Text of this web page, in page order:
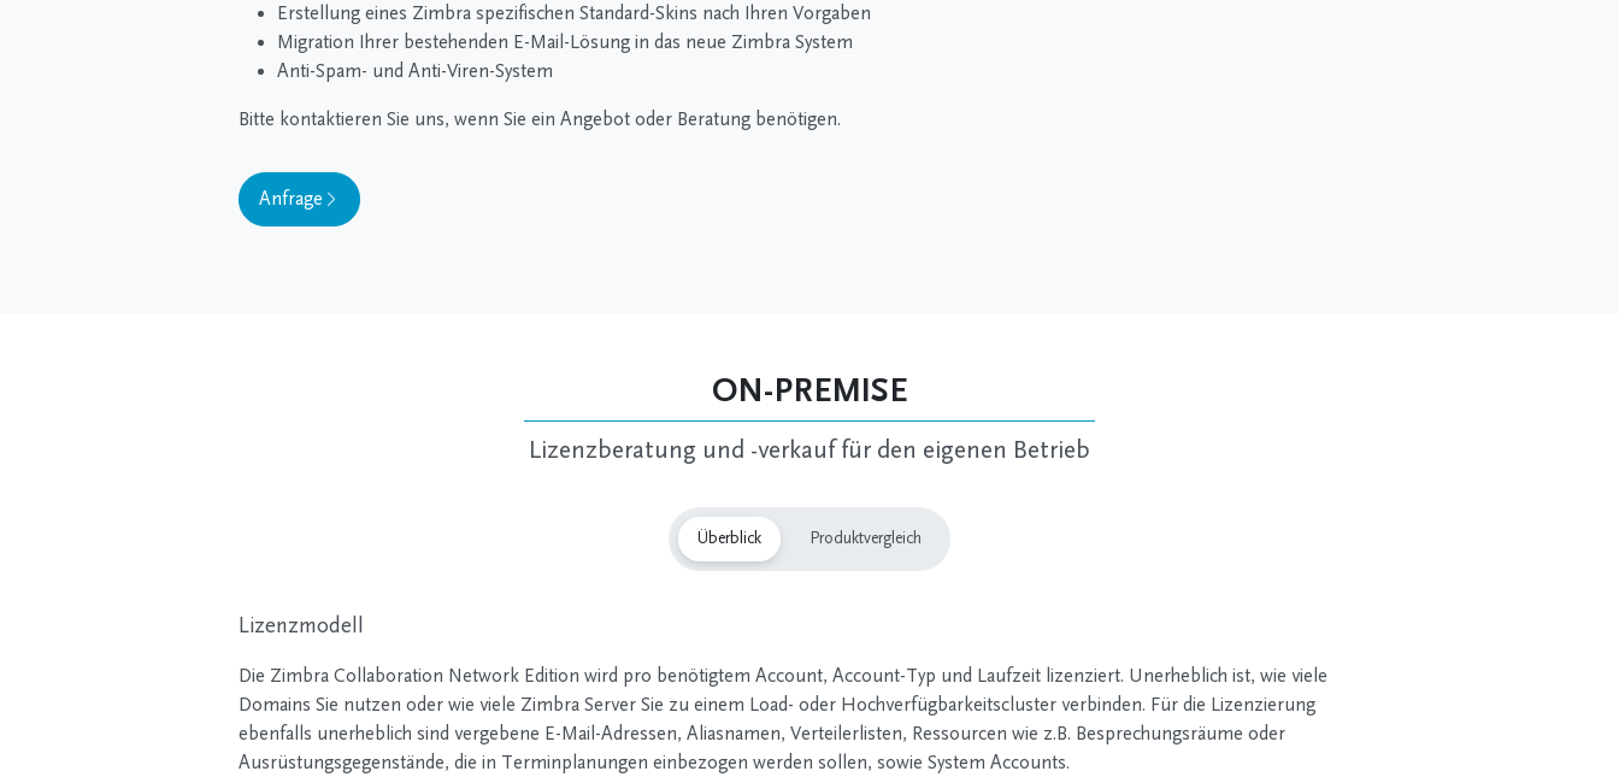
Erstellung eines Zimbra spezifischen Standard-Skins nach Ihren Vorgaben
Migration Ihrer bestehenden E-Mail-Lösung in das neue Zimbra System
Anti-Spam- und Anti-Viren-System
Bitte kontaktieren Sie uns, wenn Sie ein Angebot oder Beratung benötigen.
Anfrage
ON-PREMISE
Lizenzberatung und -verkauf für den eigenen Betrieb
Überblick Produktvergleich
Lizenzmodell
Die Zimbra Collaboration Network Edition wird pro benötigtem Account, Account-Typ und Laufzeit lizenziert. Unerheblich ist, wie viele
Domains Sie nutzen oder wie viele Zimbra Server Sie zu einem Load- oder Hochverfügbarkeitscluster verbinden. Für die Lizenzierung
ebenfalls unerheblich sind vergebene E-Mail-Adressen, Aliasnamen, Verteilerlisten, Ressourcen wie z.B. Besprechungsräume oder
Ausrüstungsgegenstände, die in Terminplanungen einbezogen werden sollen, sowie System Accounts.